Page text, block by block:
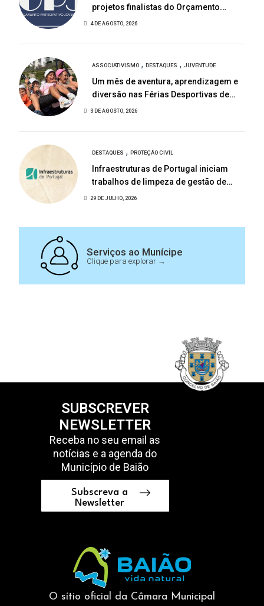
projetos finalistas do Orçamento
Participativo Jovem 2026
4 DE AGOSTO, 2026
ASSOCIATIVISMO , DESTAQUES , JUVENTUDE
Um mês de aventura, aprendizagem e
diversão nas Férias Desportivas de
Baião
3 DE AGOSTO, 2026
DESTAQUES , PROTEÇÃO CIVIL
Infraestruturas de Portugal iniciam
trabalhos de limpeza de gestão de
combustível na EN108
29 DE JULHO, 2026
Serviços ao Munícipe
Clique para explorar →
SUBSCREVER
NEWSLETTER
Receba no seu email as
notícias e a agenda do
Município de Baião
Subscreva a
Newsletter
O sítio oficial da Câmara Municipal